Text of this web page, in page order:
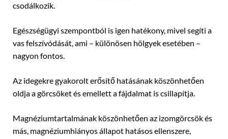
csodálkozik.
Egészségügyi szempontból is igen hatékony, mivel segíti a
vas felszívódását, ami – különösen hölgyek esetében –
nagyon fontos.
Az idegekre gyakorolt erősítő hatásának köszönhetően
oldja a görcsöket és emellett a fájdalmat is csillapítja.
Magnéziumtartalmának köszönhetően az izomgörcsök és
más, magnéziumhiányos állapot hatásos ellenszere,